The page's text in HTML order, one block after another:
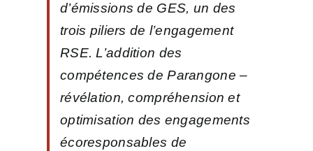
d’émissions de GES, un des
trois piliers de l’engagement
RSE.L’addition des
compétences de Parangone –
révélation, compréhension et
optimisation des engagements
écoresponsables de